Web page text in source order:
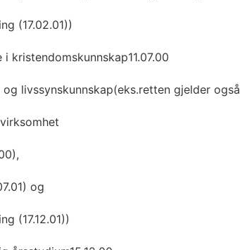
(17.02.01))
i kristendomskunnskap11.07.00
livssynskunnskap(eks.retten gjelder også
og
(17.12.01))